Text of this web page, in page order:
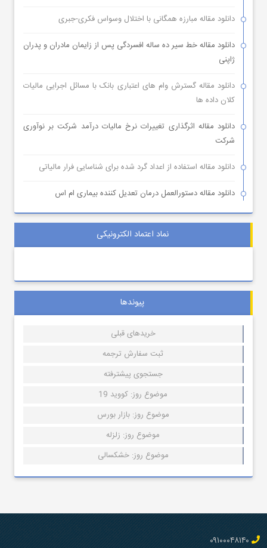
دانلود مقاله مبارزه همگانی با اختلال وسواس فکری-جبری
دانلود مقاله خط سیر ده ساله افسردگی پس از زایمان مادران و پدران
ژاپنی
دانلود مقاله گسترش وام های اعتباری بانک با مسائل اجرایی مالیات
کلان داده ها
دانلود مقاله اثرگذاری تغییرات نرخ مالیات درآمد شرکت بر نوآوری
شرکت
دانلود مقاله استفاده از اعداد گرد شده برای شناسایی فرار مالیاتی
دانلود مقاله دستورالعمل درمان تعدیل کننده بیماری ام اس
نماد اعتماد الکترونیکی
پیوندها
خریدهای قبلی
ثبت سفارش ترجمه
جستجوی پیشترفته
موضوع روز: کووید 19
موضوع روز: بازار بورس
موضوع روز: زلزله
موضوع روز: خشکسالی